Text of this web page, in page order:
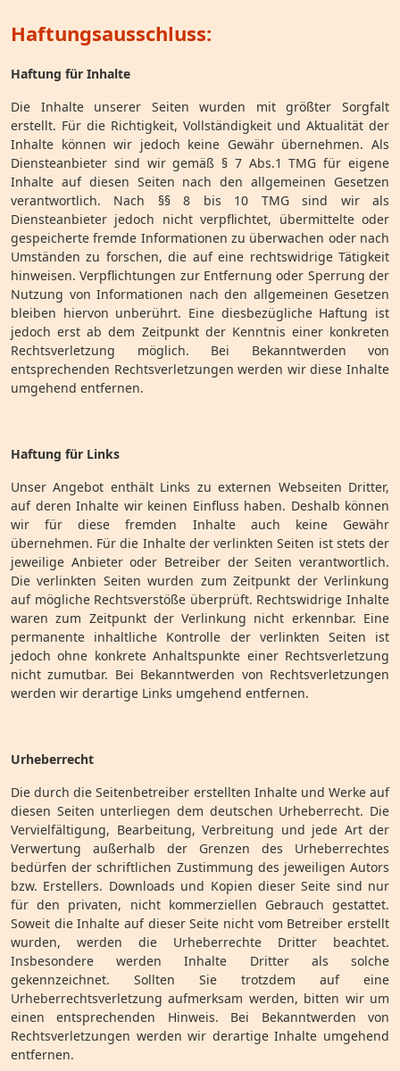
Haftungsausschluss:
Haftung für Inhalte
Die Inhalte unserer Seiten wurden mit größter Sorgfalt
erstellt. Für die Richtigkeit, Vollständigkeit und Aktualität der
Inhalte können wir jedoch keine Gewähr übernehmen. Als
Diensteanbieter sind wir gemäß § 7 Abs.1 TMG für eigene
Inhalte auf diesen Seiten nach den allgemeinen Gesetzen
verantwortlich. Nach §§ 8 bis 10 TMG sind wir als
Diensteanbieter jedoch nicht verpflichtet, übermittelte oder
gespeicherte fremde Informationen zu überwachen oder nach
Umständen zu forschen, die auf eine rechtswidrige Tätigkeit
hinweisen. Verpflichtungen zur Entfernung oder Sperrung der
Nutzung von Informationen nach den allgemeinen Gesetzen
bleiben hiervon unberührt. Eine diesbezügliche Haftung ist
jedoch erst ab dem Zeitpunkt der Kenntnis einer konkreten
Rechtsverletzung möglich. Bei Bekanntwerden von
entsprechenden Rechtsverletzungen werden wir diese Inhalte
umgehend entfernen.
Haftung für Links
Unser Angebot enthält Links zu externen Webseiten Dritter,
auf deren Inhalte wir keinen Einfluss haben. Deshalb können
wir für diese fremden Inhalte auch keine Gewähr
übernehmen. Für die Inhalte der verlinkten Seiten ist stets der
jeweilige Anbieter oder Betreiber der Seiten verantwortlich.
Die verlinkten Seiten wurden zum Zeitpunkt der Verlinkung
auf mögliche Rechtsverstöße überprüft. Rechtswidrige Inhalte
waren zum Zeitpunkt der Verlinkung nicht erkennbar. Eine
permanente inhaltliche Kontrolle der verlinkten Seiten ist
jedoch ohne konkrete Anhaltspunkte einer Rechtsverletzung
nicht zumutbar. Bei Bekanntwerden von Rechtsverletzungen
werden wir derartige Links umgehend entfernen.
Urheberrecht
Die durch die Seitenbetreiber erstellten Inhalte und Werke auf
diesen Seiten unterliegen dem deutschen Urheberrecht. Die
Vervielfältigung, Bearbeitung, Verbreitung und jede Art der
Verwertung außerhalb der Grenzen des Urheberrechtes
bedürfen der schriftlichen Zustimmung des jeweiligen Autors
bzw. Erstellers. Downloads und Kopien dieser Seite sind nur
für den privaten, nicht kommerziellen Gebrauch gestattet.
Soweit die Inhalte auf dieser Seite nicht vom Betreiber erstellt
wurden, werden die Urheberrechte Dritter beachtet.
Insbesondere werden Inhalte Dritter als solche
gekennzeichnet. Sollten Sie trotzdem auf eine
Urheberrechtsverletzung aufmerksam werden, bitten wir um
einen entsprechenden Hinweis. Bei Bekanntwerden von
Rechtsverletzungen werden wir derartige Inhalte umgehend
entfernen.